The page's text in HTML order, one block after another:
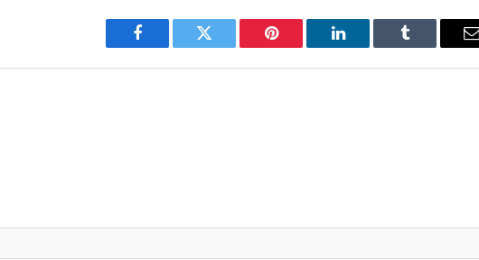
Facebook Twitter Pinterest LinkedIn Tumblr